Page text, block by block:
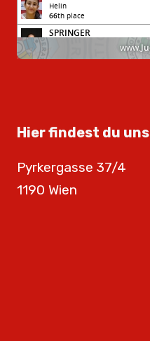
Hier findest du uns
Pyrkergasse 37/4
1190 Wien